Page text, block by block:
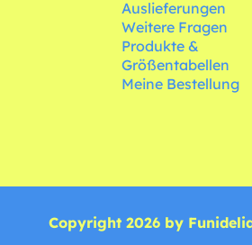
Auslieferungen
Weitere Fragen
Produkte &
Größentabellen
Meine Bestellung
Copyright 2026 by